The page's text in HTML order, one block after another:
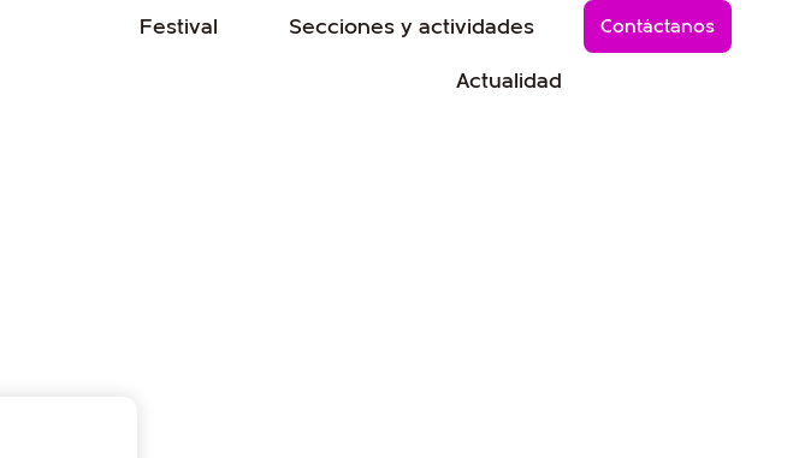
Festival Abrir FestivalSecciones y actividades Abrir Secciones y
Actualidad
Contáctanos